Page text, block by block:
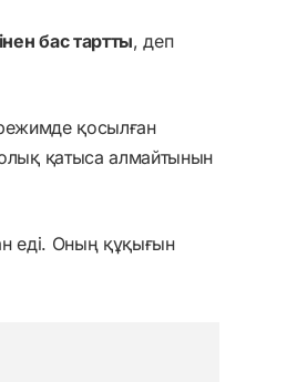
бас тартты, деп
қосылған
қатыса алмайтынын
еді. Оның құқығын